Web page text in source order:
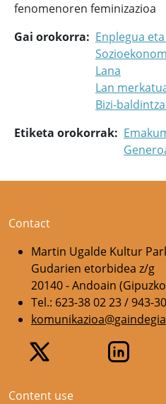
fenomenoren feminizazioa
Gai orokorra
Enplegua
Lana
Lan
Bizi-
Etiketa orokorrak
Contact
Martin Ugalde Kultur
Gudarien etorbidea z/g
20140 - Andoain
Tel.: 623-38 02 23 / 943-
Content use